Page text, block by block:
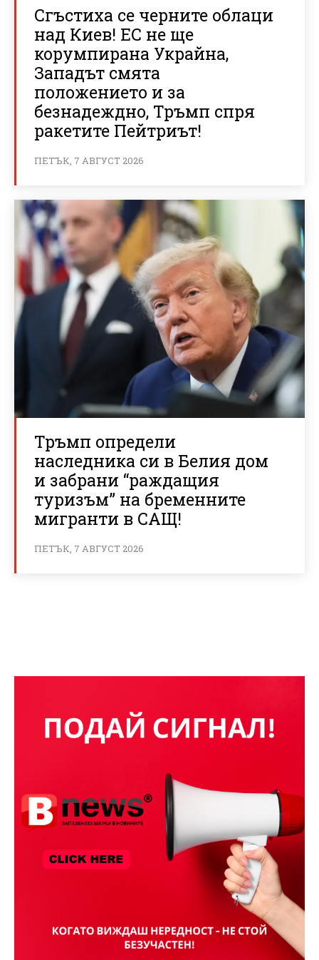
Сгъстиха се черните облаци
над Киев! ЕС не ще
корумпирана Украйна,
Западът смята
положението и за
безнадеждно, Тръмп спря
ракетите Пейтриът!
ПЕТЪК, 7 АВГУСТ 2026
Тръмп определи
наследника си в Белия дом
и забрани “раждащия
туризъм” на бременните
мигранти в САЩ!
ПЕТЪК, 7 АВГУСТ 2026